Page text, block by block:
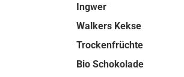
Ingwer
Walkers Kekse
Trockenfrüchte
Bio Schokolade